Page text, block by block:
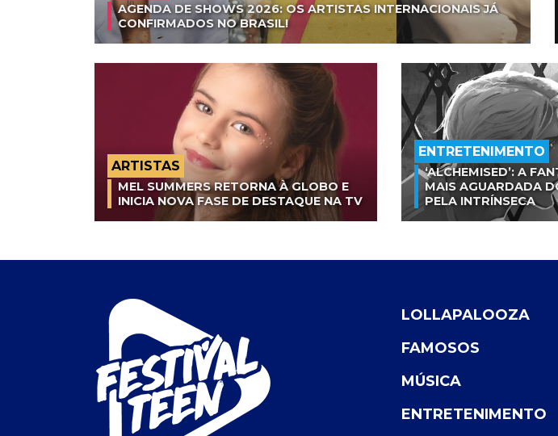
AGENDA DE SHOWS 2026: OS ARTISTAS INTERNACIONAIS JÁ
CONFIRMADOS NO BRASIL!
ARTISTAS
MEL SUMMERS RETORNA À GLOBO E
INICIA NOVA FASE DE DESTAQUE NA TV
ENTRETENIMENTO
‘ALCHEMISED’: A
MAIS AGUARDADA
PELA INTRÍNSECA
LOLLAPALOOZA
FAMOSOS
MÚSICA
ENTRETENIMENTO